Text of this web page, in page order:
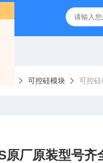
块 可控硅模块 可控
原厂原装型号齐